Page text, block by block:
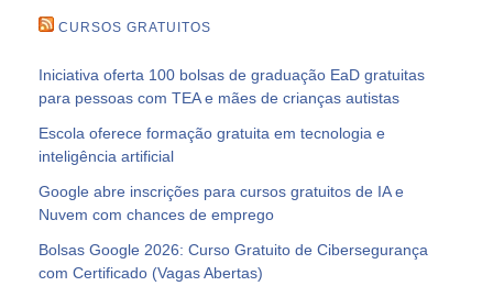
CURSOS GRATUITOS
Iniciativa oferta 100 bolsas de graduação EaD gratuitas
para pessoas com TEA e mães de crianças autistas
Escola oferece formação gratuita em tecnologia e
inteligência artificial
Google abre inscrições para cursos gratuitos de IA e
Nuvem com chances de emprego
Bolsas Google 2026: Curso Gratuito de Cibersegurança
com Certificado (Vagas Abertas)